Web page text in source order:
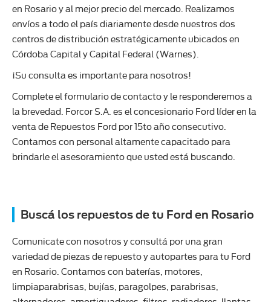
en Rosario y al mejor precio del mercado. Realizamos
envíos a todo el país diariamente desde nuestros dos
centros de distribución estratégicamente ubicados en
Córdoba Capital y Capital Federal (Warnes).
¡Su consulta es importante para nosotros!
Complete el formulario de contacto y le responderemos a
la brevedad. Forcor S.A. es el concesionario Ford líder en la
venta de Repuestos Ford por 15to año consecutivo.
Contamos con personal altamente capacitado para
brindarle el asesoramiento que usted está buscando.
Buscá los repuestos de tu Ford en Rosario
Comunicate con nosotros y consultá por una gran
variedad de piezas de repuesto y autopartes para tu Ford
en Rosario. Contamos con baterías, motores,
limpiaparabrisas, bujías, paragolpes, parabrisas,